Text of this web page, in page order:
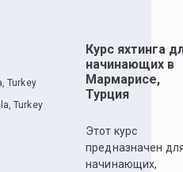
Turkey
Turkey
Курс яхтинга
начинающих в
Мармарисе,
Турция
Этот курс
предназначен
начинающих,